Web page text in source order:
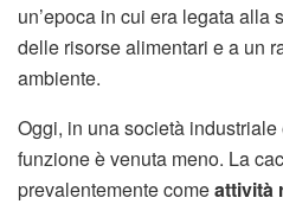
un’epoca in cui era legata alla
delle risorse alimentari e a un
ambiente.
Oggi, in una società
funzione è venuta meno. La
prevalentemente comeattività